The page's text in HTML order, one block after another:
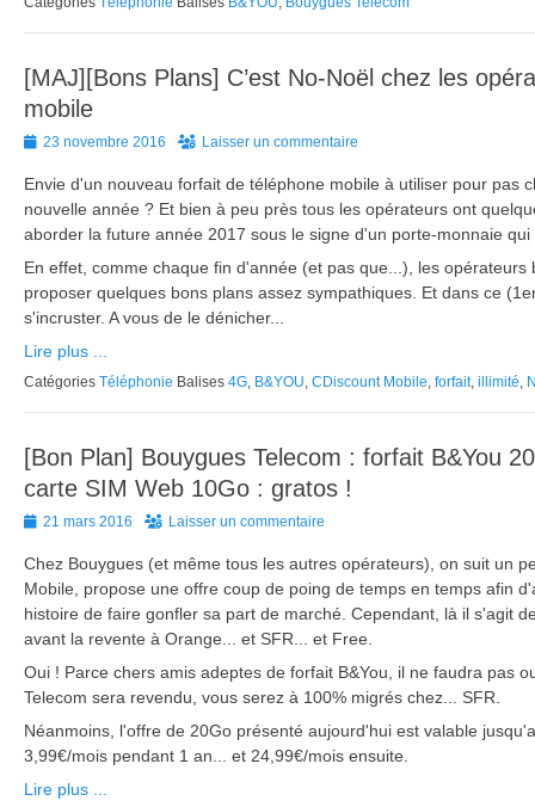
[MAJ][Bons Plans] C’est No-Noël chez les
mobile
Posted
23 novembre 2016 Laisser un commentaire
Envie d'un nouveau forfait de téléphone mobile à utiliser pour pas
nouvelle année ? Et bien à peu près tous les opérateurs ont
aborder la future année 2017 sous le signe d'un porte-monnaie
En effet, comme chaque fin d'année (et pas que...), les
proposer quelques bons plans assez sympathiques. Et dans ce
s'incruster. A vous de le dénicher...
Lire plus ...
Catégories Téléphonie Balises 4G, B&YOU, CDiscount Mobile, forfait, illimité,
[Bon Plan] Bouygues Telecom : forfait B&You
carte SIM Web 10Go : gratos !
Posted
21 mars 2016 Laisser un commentaire
Chez Bouygues (et même tous les autres opérateurs), on suit un
Mobile, propose une offre coup de poing de temps en temps afin
histoire de faire gonfler sa part de marché. Cependant, là il s'agit
avant la revente à Orange... et SFR... et Free.
Oui ! Parce chers amis adeptes de forfait B&You, il ne faudra pas
Telecom sera revendu, vous serez à 100% migrés chez... SFR.
Néanmoins, l'offre de 20Go présenté aujourd'hui est valable
3,99€/mois pendant 1 an... et 24,99€/mois ensuite.
Lire plus ...